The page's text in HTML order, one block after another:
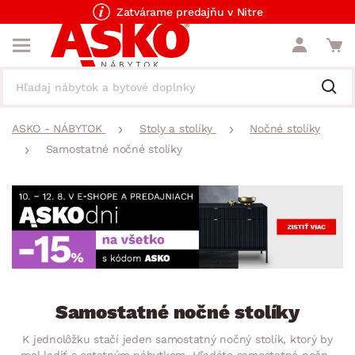
Zatvárame predajňu v Nitre
ASKO - NÁBYTOK Stoly a stolíky
Nočné stolíky
Samostatné nočné stolíky
Samostatné nočné stolíky
K jednolôžku stačí jeden samostatný nočný stolík, ktorý by